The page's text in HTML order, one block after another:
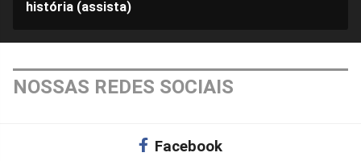
história (assista)
NOSSAS REDES SOCIAIS
Facebook